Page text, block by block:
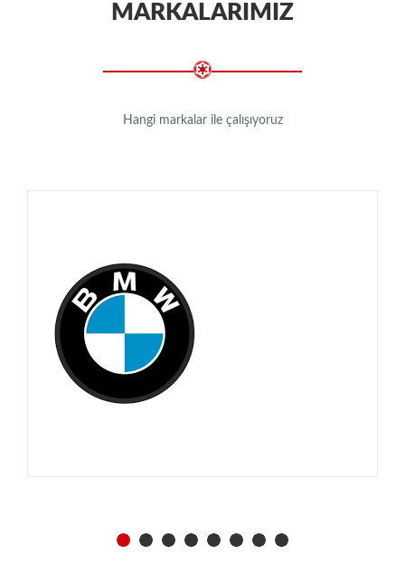
MARKALARIMIZ
Hangi markalar ile çalışıyoruz